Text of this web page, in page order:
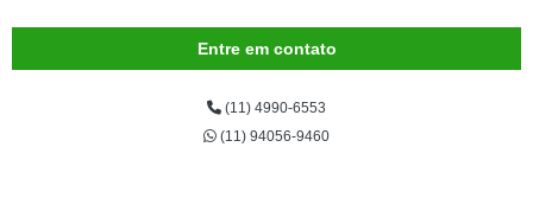
Entre em contato
(11) 4990-6553
(11) 94056-9460